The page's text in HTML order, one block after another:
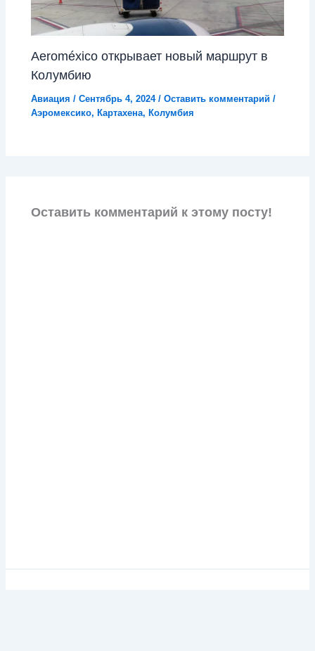
Aeroméxico открывает новый маршрут в
Колумбию
Авиация /Сентябрь 4, 2024/Оставить комментарий /
Аэромексико,Картахена,Колумбия
Оставить комментарий к этому посту!